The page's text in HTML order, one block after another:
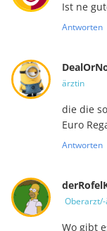
Ist ne
Antworten
ärztin
die die
Euro
Antworten
Wo gibt